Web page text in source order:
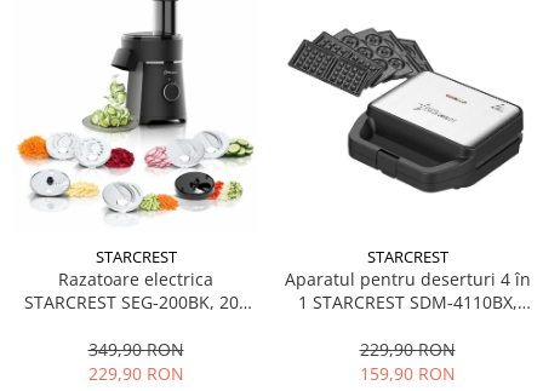
STARCREST
Razatoare electrica
STARCREST SEG-200BK, 200
349,90 RON
229,90 RON
STARCREST
Aparatul pentru deserturi 4 în
1 STARCREST SDM-4110BX,
invelis ceramic pentru vafe,
nuci, gogosi si smile
229,90 RON
159,90 RON